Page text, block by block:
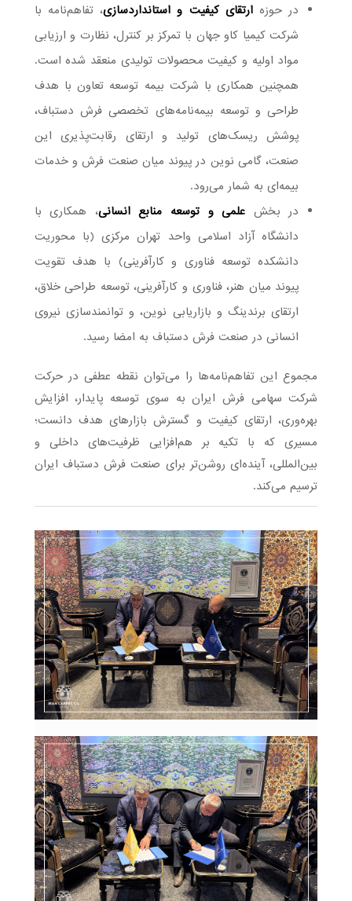
در حوزهارتقای کیفیت و استانداردسازی، تفاهم‌نامه با
شرکت کیمیا کاو جهان با تمرکز بر کنترل، نظارت و ارزیابی
مواد اولیه و کیفیت محصولات تولیدی منعقد شده است.
همچنین همکاری با شرکت بیمه توسعه تعاون با هدف
طراحی و توسعه بیمه‌نامه‌های تخصصی فرش دستباف،
پوشش ریسک‌های تولید و ارتقای رقابت‌پذیری این
صنعت، گامی نوین در پیوند میان صنعت فرش و خدمات
بیمه‌ای به شمار می‌رود.
در بخش علمی و توسعه منابع انسانی، همکاری با
دانشگاه آزاد اسلامی واحد تهران مرکزی (با محوریت
دانشکده توسعه فناوری و کارآفرینی) با هدف تقویت
پیوند میان هنر، فناوری و کارآفرینی، توسعه طراحی خلاق،
ارتقای برندینگ و بازاریابی نوین، و توانمندسازی نیروی
انسانی در صنعت فرش دستباف به امضا رسید.
مجموع این تفاهم‌نامه‌ها را می‌توان نقطه عطفی در حرکت
شرکت سهامی فرش ایران به سوی توسعه پایدار، افزایش
بهره‌وری، ارتقای کیفیت و گسترش بازارهای هدف دانست؛
مسیری که با تکیه بر هم‌افزایی ظرفیت‌های داخلی و
بین‌المللی، آینده‌ای روشن‌تر برای صنعت فرش دستباف ایران
ترسیم می‌کند.